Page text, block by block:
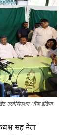
एसोसिएशन ऑफ इंडिया
सह नेता